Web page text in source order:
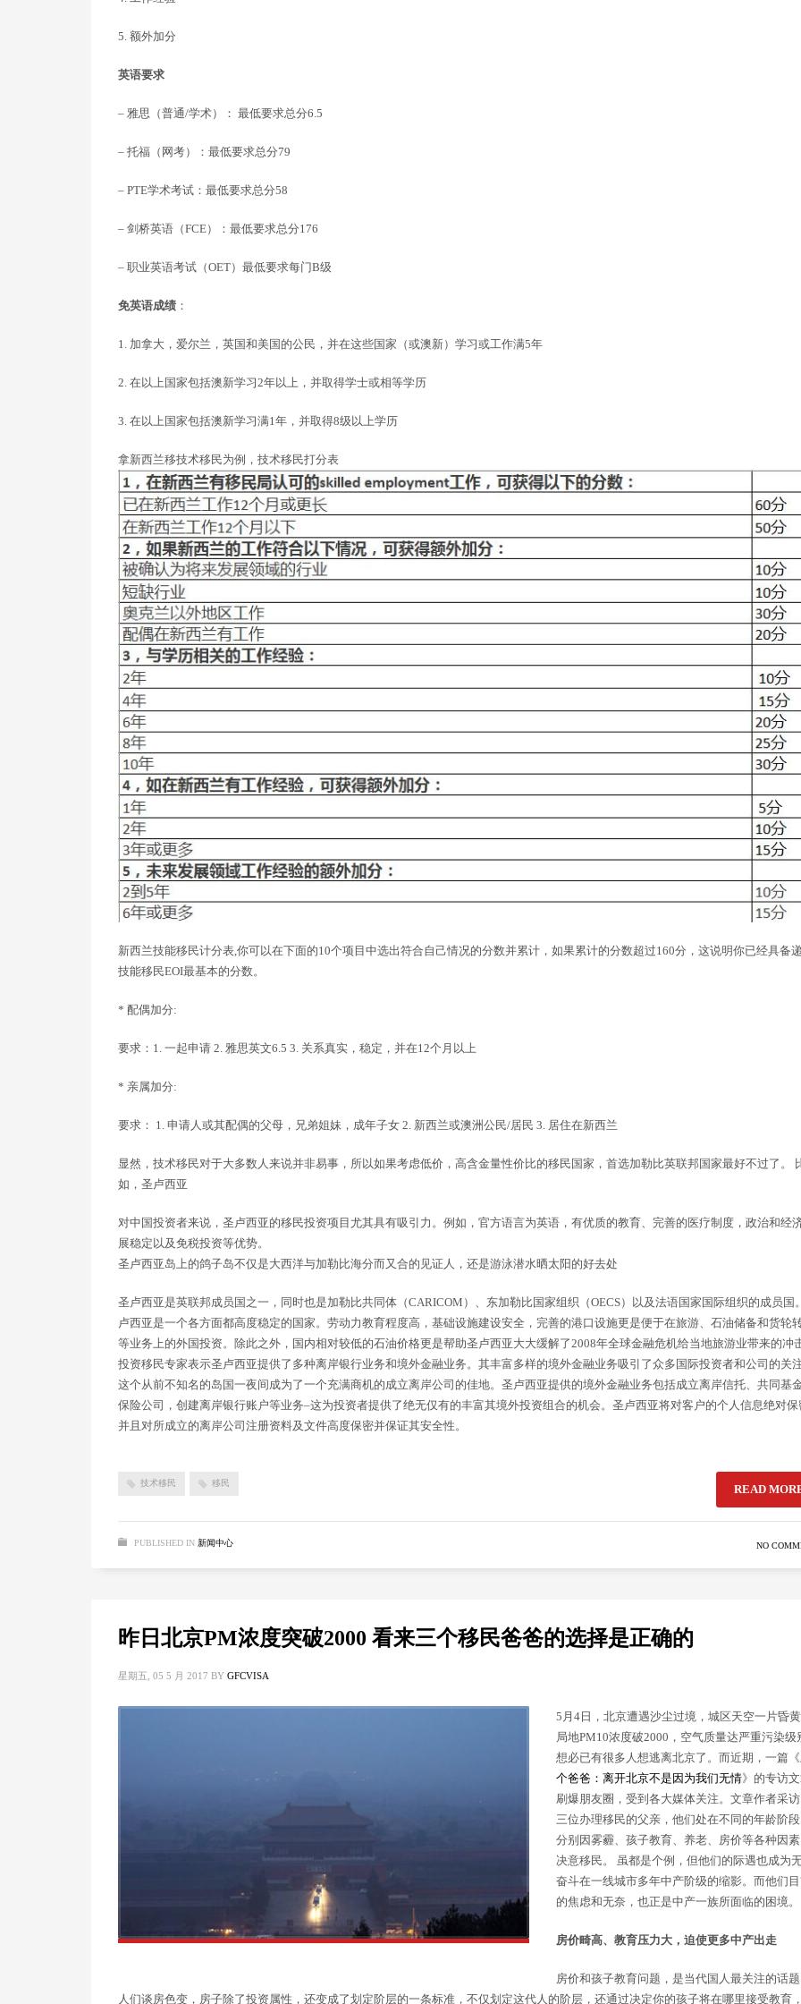
5. 额外加分
英语要求
– 雅思（普通/学术）： 最低要求总分6.5
– 托福（网考）：最低要求总分79
– PTE学术考试：最低要求总分58
– 剑桥英语（FCE）：最低要求总分176
– 职业英语考试（OET）最低要求每门B级
免英语成绩 ：
1. 加拿大，爱尔兰，英国和美国的公民，并在这些国家（或澳新）学习或工作满5年
2. 在以上国家包括澳新学习2年以上，并取得学士或相等学历
3. 在以上国家包括澳新学习满1年，并取得8级以上学历
拿新西兰移技术移民为例，技术移民打分表
新西兰技能移民计分表,你可以在下面的10个项目中选出符合自己情况的分数并累计，如果累计的分数超过160分，这说明你已经具备
技能移民EOI最基本的分数。
* 配偶加分:
要求：1. 一起申请 2. 雅思英文6.5 3. 关系真实，稳定，并在12个月以上
* 亲属加分:
要求： 1. 申请人或其配偶的父母，兄弟姐妹，成年子女 2. 新西兰或澳洲公民/居民 3. 居住在新西兰
显然，技术移民对于大多数人来说并非易事，所以如果考虑低价，高含金量性价比的移民国家，首选加勒比英联邦国家最好不过了。
如，圣卢西亚
对中国投资者来说，圣卢西亚的移民投资项目尤其具有吸引力。例如，官方语言为英语，有优质的教育、完善的医疗制度，政治和经
展稳定以及免税投资等优势。
圣卢西亚岛上的鸽子岛不仅是大西洋与加勒比海分而又合的见证人，还是游泳潜水晒太阳的好去处
圣卢西亚是英联邦成员国之一，同时也是加勒比共同体（CARICOM）、东加勒比国家组织（OECS）以及法语国家国际组织的成员国
卢西亚是一个各方面都高度稳定的国家。劳动力教育程度高，基础设施建设安全，完善的港口设施更是便于在旅游、石油储备和货轮
等业务上的外国投资。除此之外，国内相对较低的石油价格更是帮助圣卢西亚大大缓解了2008年全球金融危机给当地旅游业带来的冲
投资移民专家表示圣卢西亚提供了多种离岸银行业务和境外金融业务。其丰富多样的境外金融业务吸引了众多国际投资者和公司的关
这个从前不知名的岛国一夜间成为了一个充满商机的成立离岸公司的佳地。圣卢西亚提供的境外金融业务包括成立离岸信托、共同基
保险公司，创建离岸银行账户等业务–这为投资者提供了绝无仅有的丰富其境外投资组合的机会。圣卢西亚将对客户的个人信息绝对保
并且对所成立的离岸公司注册资料及文件高度保密并保证其安全性。
技术移民 移民 READ
PUBLISHED IN 新闻中心 NO
昨日北京PM浓度突破2000 看来三个移民爸爸的选择是正确的
星期五, 05 5 月 2017 BY GFCVISA
5月4日，北京遭遇沙尘过境，城区天空一片昏
局地PM10浓度破2000，空气质量达严重污染级
想必已有很多人想逃离北京了。而近期，一篇《
个爸爸：离开北京不是因为我们无情》的专访
刷爆朋友圈，受到各大媒体关注。文章作者采
三位办理移民的父亲，他们处在不同的年龄阶
分别因雾霾、孩子教育、养老、房价等各种因
决意移民。 虽都是个例，但他们的际遇也成为
奋斗在一线城市多年中产阶级的缩影。而他们
的焦虑和无奈，也正是中产一族所面临的困境。
房价畸高、教育压力大，迫使更多中产出走
房价和孩子教育问题，是当代国人最关注的话
人们谈房色变，房子除了投资属性，还变成了划定阶层的一条标准，不仅划定这代人的阶层，还通过决定你的孩子将在哪里接受教育